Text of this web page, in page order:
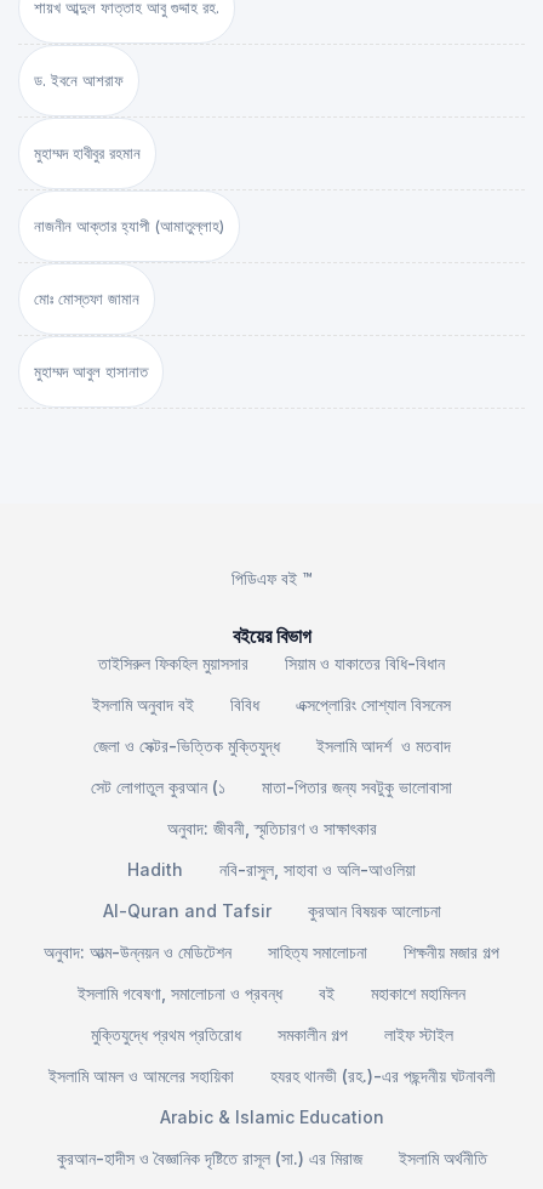
শায়খ আব্দুল ফাত্তাহ আবু গুদ্দাহ রহ.
ড. ইবনে আশরাফ
মুহাম্মদ হাবীবুর রহমান
নাজনীন আক্তার হ্যাপী (আমাতুল্লাহ)
মোঃ মোস্তফা জামান
মুহাম্মদ আবুল হাসানাত
পিডিএফ বই ™
বইয়ের বিভাগ
তাইসিরুল ফিকহিল মুয়াসসার
সিয়াম ও যাকাতের বিধি-বিধান
ইসলামি অনুবাদ বই
বিবিধ
এক্সপ্লোরিং সোশ্যাল বিসনেস
জেলা ও সেক্টর-ভিত্তিক মুক্তিযুদ্ধ
ইসলামি আদর্শ ও মতবাদ
সেট লোগাতুল কুরআন (১
মাতা-পিতার জন্য সবটুকু ভালোবাসা
অনুবাদ: জীবনী, স্মৃতিচারণ ও সাক্ষাৎকার
Hadith
নবি-রাসুল, সাহাবা ও অলি-আওলিয়া
Al-Quran and Tafsir
কুরআন বিষয়ক আলোচনা
অনুবাদ: আত্ম-উন্নয়ন ও মেডিটেশন
সাহিত্য সমালোচনা
শিক্ষনীয় মজার গল্প
ইসলামি গবেষণা, সমালোচনা ও প্রবন্ধ
বই
মহাকাশে মহামিলন
মুক্তিযুদ্ধে প্রথম প্রতিরোধ
সমকালীন গল্প
লাইফ স্টাইল
ইসলামি আমল ও আমলের সহায়িকা
হযরহ থানভী (রহ.)-এর পছন্দনীয় ঘটনাবলী
Arabic & Islamic Education
কুরআন-হাদীস ও বৈজ্ঞানিক দৃষ্টিতে রাসূল (সা.) এর মিরাজ
ইসলামি অর্থনীতি